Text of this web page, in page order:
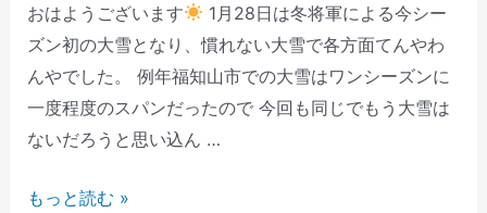
おはようございます
1月28日は冬将軍による今シー
ズン初の大雪となり、慣れない大雪で各方面てんやわ
んやでした。 例年福知山市での大雪はワンシーズンに
一度程度のスパンだったので 今回も同じでもう大雪は
ないだろうと思い込ん …
もっと読む »